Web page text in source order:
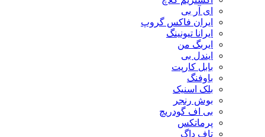
ای آر بی
ایران فاکس گروپ
ایرانا تیونینگ
ایربگ من
ایندل بی
بابل کارپت
باوفنگ
بلک اسنیک
بوش رنجر
بی اف گودریچ
پرماتکس
تاف داگ